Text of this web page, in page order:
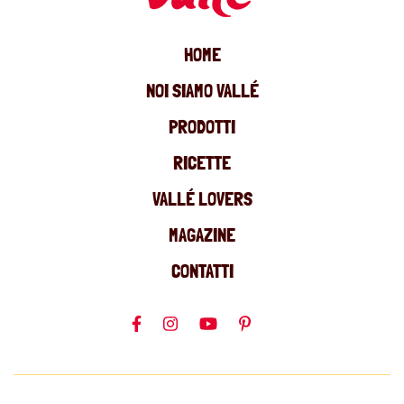
HOME
NOI SIAMO VALLÉ
PRODOTTI
RICETTE
VALLÉ LOVERS
MAGAZINE
CONTATTI